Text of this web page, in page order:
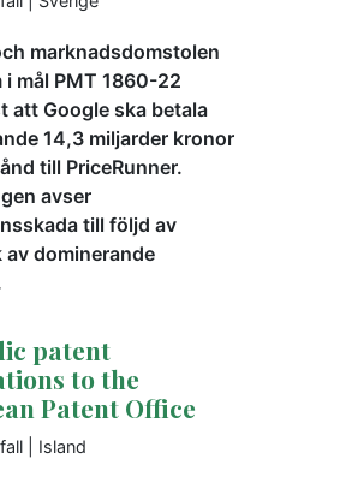
marknadsdomstolen
i mål PMT 1860-22
att Google ska betala
14,3 miljarder kronor
till PriceRunner.
avser
till följd av
av dominerande
patent
to the
Patent Office
| Island